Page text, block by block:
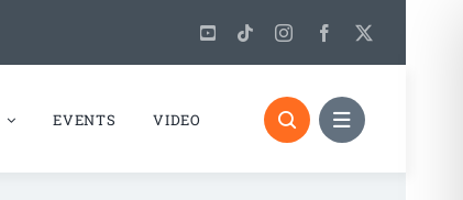
EVENTS VIDEO